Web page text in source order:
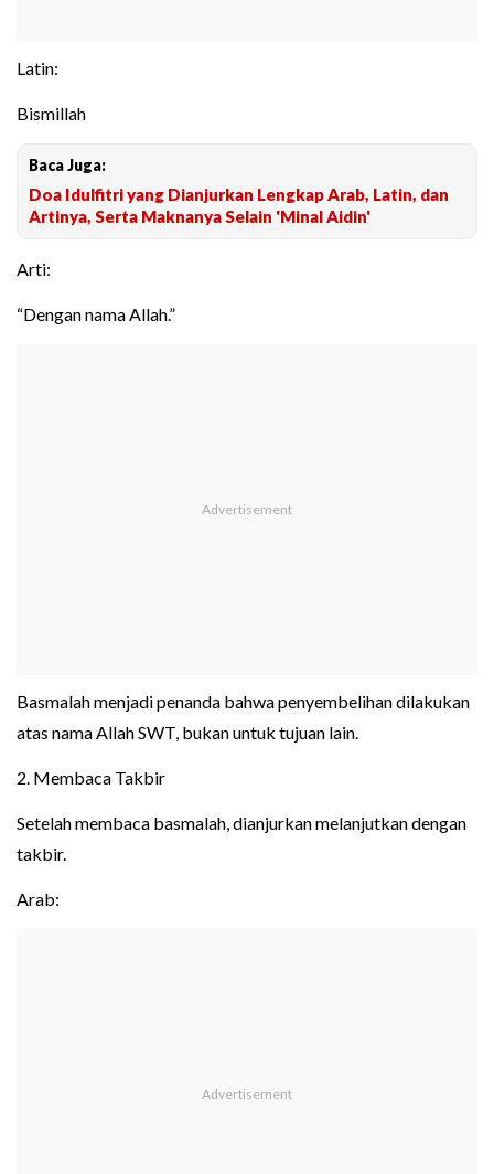
Latin:
Bismillah
Baca Juga:
Doa Idulfitri yang Dianjurkan Lengkap Arab, Latin, dan
Artinya, Serta Maknanya Selain 'Minal Aidin'
Arti:
“Dengan nama Allah.”
Basmalah menjadi penanda bahwa penyembelihan dilakukan
atas nama Allah SWT, bukan untuk tujuan lain.
2. Membaca Takbir
Setelah membaca basmalah, dianjurkan melanjutkan dengan
takbir.
Arab: